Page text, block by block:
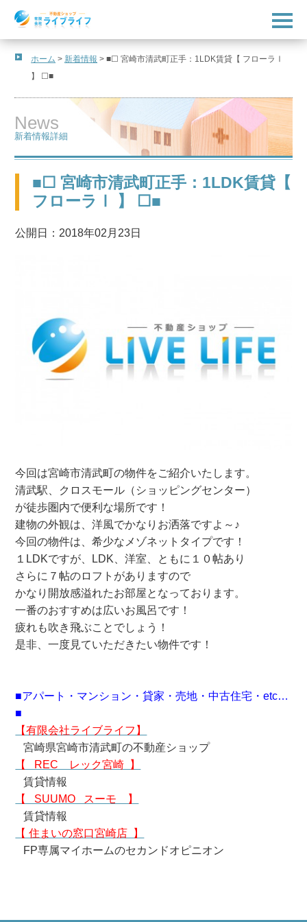
t
o
g
v
i
t
i
o
ホーム > 新着情報 >■☐ 宮崎市清武町正手：1LDK賃貸【 フローラⅠ
】 ☐■
News
新着情報詳細
■☐ 宮崎市清武町正手：1LDK賃貸【
フローラⅠ 】 ☐■
公開日：2018年02月23日
今回は宮崎市清武町の物件をご紹介いたします。
清武駅、クロスモール（ショッピングセンター）
が徒歩圏内で便利な場所です！
建物の外観は、洋風でかなりお洒落ですよ～♪
今回の物件は、希少なメゾネットタイプです！
１LDKですが、LDK、洋室、ともに１０帖あり
さらに７帖のロフトがありますので
かなり開放感溢れたお部屋となっております。
一番のおすすめは広いお風呂です！
疲れも吹き飛ぶことでしょう！
是非、一度見ていただきたい物件です！
■アパート・マンション・貸家・売地・中古住宅・etc…
■
【有限会社ライブライフ】
宮崎県宮崎市清武町の不動産ショップ
【 REC レック宮崎 】
賃貸情報
【 SUUMO スーモ 】
賃貸情報
【 住まいの窓口宮崎店 】
FP専属マイホームのセカンドオピニオン